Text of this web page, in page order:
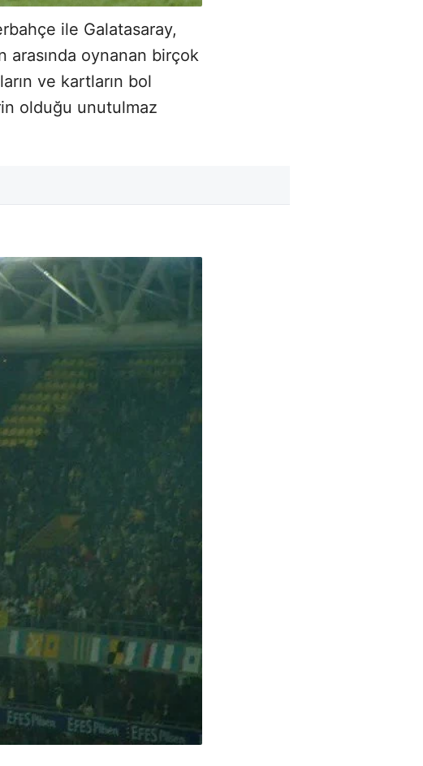
ile Galatasaray,
arasında oynanan birçok
ve kartların bol
olduğu unutulmaz